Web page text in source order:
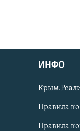
ИНФО
Правила
Правила